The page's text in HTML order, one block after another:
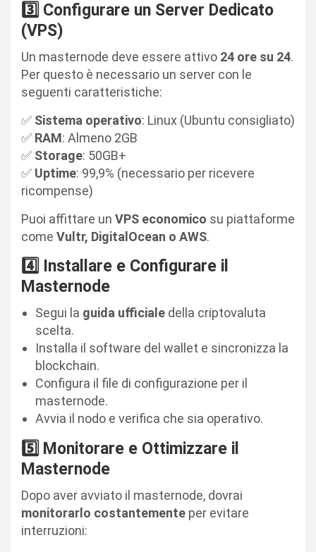
3️⃣ Configurare un Server Dedicato
(VPS)
Un masternode deve essere attivo 24 ore su 24.
Per questo è necessario un server con le
seguenti caratteristiche:
✅ Sistema operativo: Linux (Ubuntu consigliato)
✅ RAM: Almeno 2GB
✅ Storage: 50GB+
✅ Uptime: 99,9% (necessario per ricevere
ricompense)
Puoi affittare un VPS economico su piattaforme
come Vultr, DigitalOcean o AWS.
4️⃣ Installare e Configurare il
Masternode
Segui la guida ufficiale della criptovaluta
scelta.
Installa il software del wallet e sincronizza la
blockchain.
Configura il file di configurazione per il
masternode.
Avvia il nodo e verifica che sia operativo.
5️⃣ Monitorare e Ottimizzare il
Masternode
Dopo aver avviato il masternode, dovrai
monitorarlo costantemente per evitare
interruzioni: